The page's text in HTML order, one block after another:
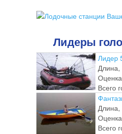
Лидеры
Лидер
Длина,
Всего
Длина,
Всего